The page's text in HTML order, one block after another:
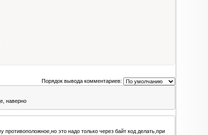
Порядок вывода комментариев:
наверно
противоположное,но это надо только через байт код делать,при